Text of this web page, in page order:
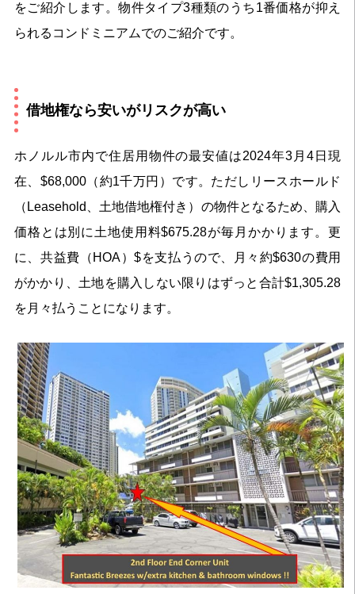
をご紹介します。物件タイプ3種類のうち1番価格が抑え
られるコンドミニアムでのご紹介です。
借地権なら安いがリスクが高い
ホノルル市内で住居用物件の最安値は2024年3月4日現
在、$68,000（約1千万円）です。ただしリースホールド
（Leasehold、土地借地権付き）の物件となるため、購入
価格とは別に土地使用料$675.28が毎月かかります。更
に、共益費（HOA）$を支払うので、月々約$630の費用
がかかり、土地を購入しない限りはずっと合計$1,305.28
を月々払うことになります。